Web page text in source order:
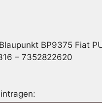
BP9375 Fiat
– 7352822620